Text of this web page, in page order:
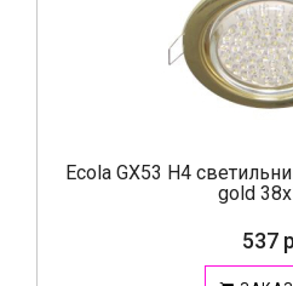
Ecola GX53 H4
gold
537